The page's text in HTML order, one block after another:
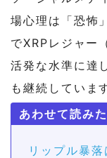
場心理は「恐怖
でXRPレジャー
活発な水準に達
も継続していま
リップル暴